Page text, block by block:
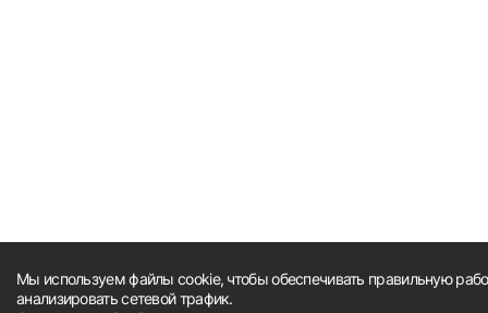
Мы используем файлы cookie, чтобы обеспечивать правильную
анализировать сетевой трафик.